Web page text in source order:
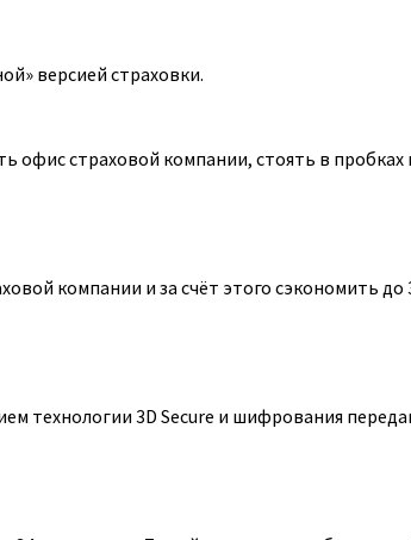
версией страховки.
страховой компании, стоять в пробках
компании и за счёт этого сэкономить до
технологии 3D Secure и шифрования